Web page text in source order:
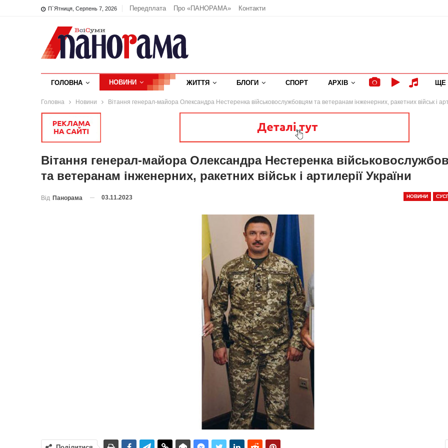
П`ятниця, Серпень 7, 2026 Передплата Про «ПАНОРАМА» Контакти
ГОЛОВНА НОВИНИ ЖИТТЯ БЛОГИ СПОРТ АРХІВ ЩЕ
Головна Новини Вітання генерал-майора Олександра Нестеренка військовослужбовцям та ветеранам інженерних, ракетних військ і
Вітання генерал-майора Олександра Нестеренка
та ветеранам інженерних, ракетних військ і артилерії України
НОВИНИ
Від Панорама 03.11.2023